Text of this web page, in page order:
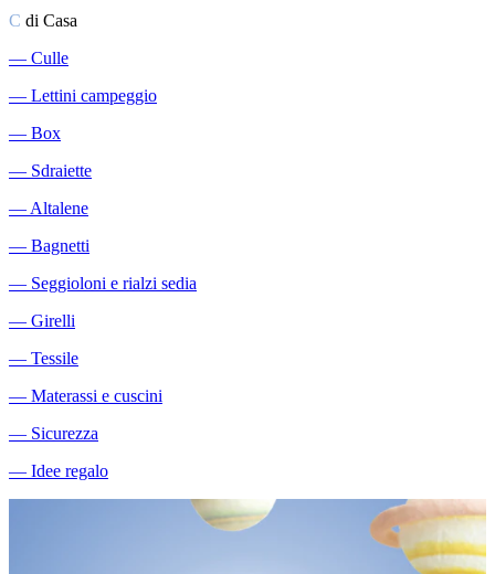
C di Casa
― Culle
― Lettini campeggio
― Box
― Sdraiette
―Altalene
― Bagnetti
― Seggioloni e rialzi sedia
― Girelli
― Tessile
― Materassi e cuscini
― Sicurezza
― Idee regalo